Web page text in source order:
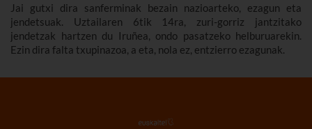
Jai gutxi dira sanferminak bezain nazioarteko, ezagun eta
jendetsuak. Uztailaren 6tik 14ra, zuri-gorriz jantzitako
jendetzak hartzen du Iruñea, ondo pasatzeko helburuarekin.
Ezin dira falta txupinazoa, a eta, nola ez, entzierro ezagunak.